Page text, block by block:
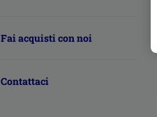
Fai acquisti con noi
Contattaci